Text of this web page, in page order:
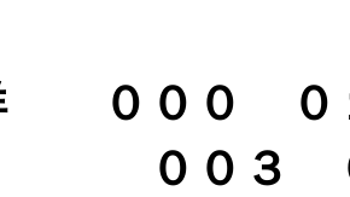
洋 ０００
０３